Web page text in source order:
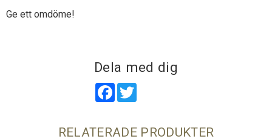
Ge ett omdöme!
Dela med dig
Facebook
RELATERADE PRODUKTER